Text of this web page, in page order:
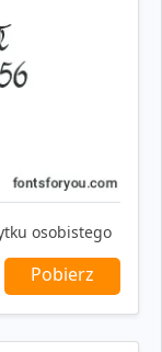
osobistego
Pobierz